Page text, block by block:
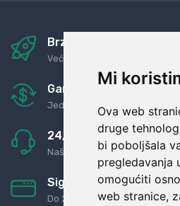
Mi
Ova web
druge
bi poboljšala
pregledavanja
omogućiti
web stranice,
Brza i sigurna dostava
Već za nekoliko dana kod vas
Garancija u povrat
Jednostavno pravilo: Roba za
24/7 odlična podrška
Naši agenti uvijek na
Sigurno obročno
Do 24 rata bez kamata